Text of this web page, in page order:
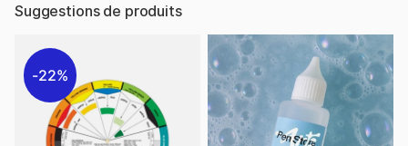
Suggestions de produits
22%